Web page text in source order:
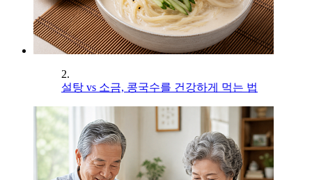
2.
설탕 vs 소금, 콩국수를 건강하게 먹는 법